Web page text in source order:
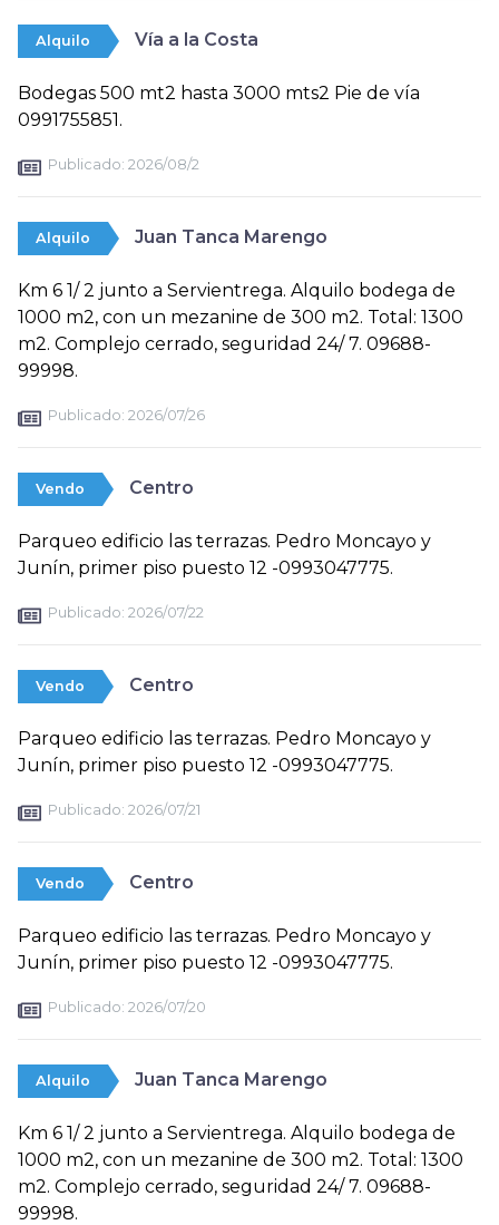
Alquilo Vía a la Costa
Bodegas 500 mt2 hasta 3000 mts2 Pie de vía
0991755851.
Publicado: 2026/08/2
Alquilo Juan Tanca Marengo
Km 6 1/ 2 junto a Servientrega. Alquilo bodega de
1000 m2, con un mezanine de 300 m2. Total: 1300
m2. Complejo cerrado, seguridad 24/ 7. 09688-
99998.
Publicado: 2026/07/26
Vendo Centro
Parqueo edificio las terrazas. Pedro Moncayo y
Junín, primer piso puesto 12 -0993047775.
Publicado: 2026/07/22
Vendo Centro
Parqueo edificio las terrazas. Pedro Moncayo y
Junín, primer piso puesto 12 -0993047775.
Publicado: 2026/07/21
Vendo Centro
Parqueo edificio las terrazas. Pedro Moncayo y
Junín, primer piso puesto 12 -0993047775.
Publicado: 2026/07/20
Alquilo Juan Tanca Marengo
Km 6 1/ 2 junto a Servientrega. Alquilo bodega de
1000 m2, con un mezanine de 300 m2. Total: 1300
m2. Complejo cerrado, seguridad 24/ 7. 09688-
99998.